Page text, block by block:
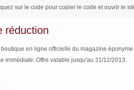
sur le code pour copier le code et ouvrir le
réduction
en ligne officielle du magazine
immédiate. Offre valable jusqu'au 31/12/2013.